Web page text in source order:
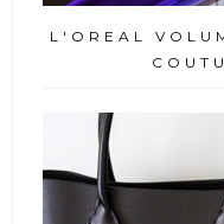
L'OREAL